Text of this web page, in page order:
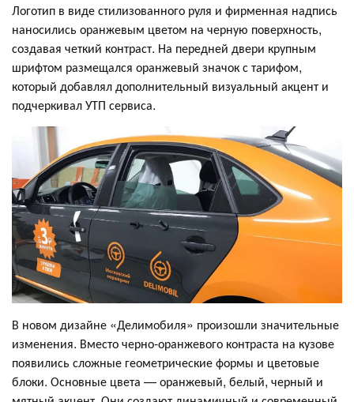
Логотип в виде стилизованного руля и фирменная надпись
наносились оранжевым цветом на черную поверхность,
создавая четкий контраст. На передней двери крупным
шрифтом размещался оранжевый значок с тарифом,
который добавлял дополнительный визуальный акцент и
подчеркивал УТП сервиса.
В новом дизайне «Делимобиля» произошли значительные
изменения. Вместо черно-оранжевого контраста на кузове
появились сложные геометрические формы и цветовые
блоки. Основные цвета — оранжевый, белый, черный и